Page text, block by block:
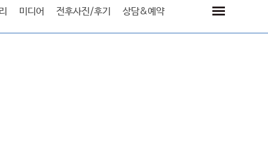
미디어 전후사진/후기 상담&예약